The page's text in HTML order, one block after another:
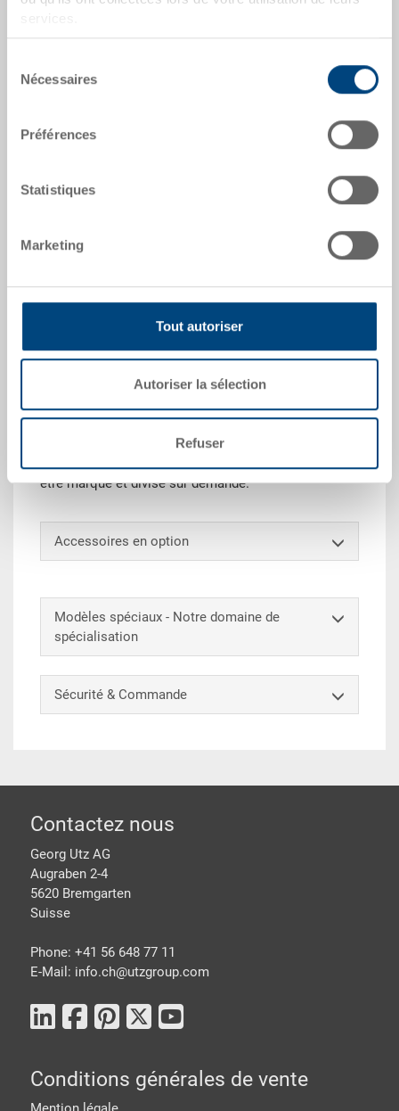
Nécessaires
Préférences
Statistiques
Marketing
Tout autoriser
Autoriser la sélection
Refuser
Dimensions extérieures:
Coloris:
demande
Grâce à sa résistance, le bac gerbable RAKO est
parfaitement adapté comme bac de transport ou de
stockage. Ce bac Euro universel peut en outre être
empilé au choix avec et sans couvercle (dimensions
du bac adaptées aux europalettes). Le bac peut aussi
être marqué et divisé sur demande.
Accessoires en option
Modèles spéciaux - Notre domaine de
spécialisation
Sécurité & Commande
pied de page
Contactez nous
Georg Utz AG
Augraben 2-4
5620 Bremgarten
Suisse
Phone: +41 56 648 77 11
E-Mail: info.ch@utzgroup.com
Conditions générales de vente